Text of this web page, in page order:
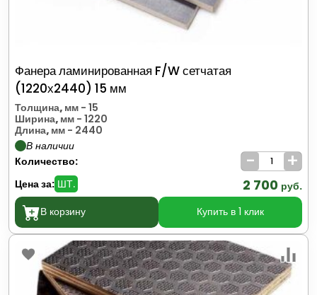
Фанера ламинированная F/W сетчатая
(1220х2440) 15 мм
Толщина, мм - 15
Ширина, мм - 1220
Длина, мм - 2440
В наличии
Количество:
- +
Цена за: ШТ. 2 700 руб.
В корзину
Купить в 1 клик